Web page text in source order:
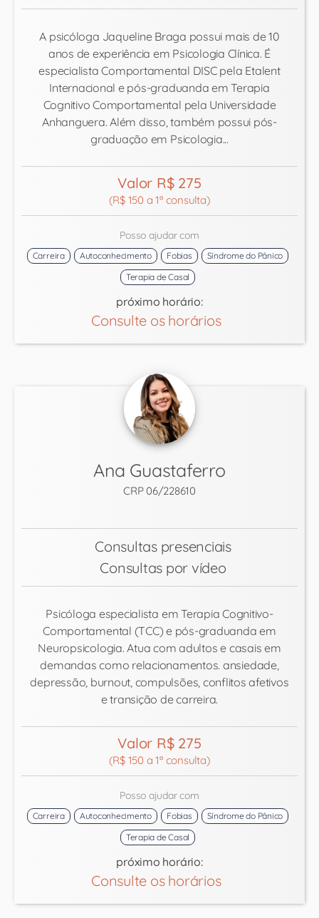
A psicóloga Jaqueline Braga possui mais de 10
anos de experiência em Psicologia Clínica. É
especialista Comportamental DISC pela Etalent
Internacional e pós-graduanda em Terapia
Cognitivo Comportamental pela Universidade
Anhanguera. Além disso, também possui pós-
graduação em Psicologia...
Valor R$ 275
(R$ 150 a 1ª consulta)
Posso ajudar com
Carreira Autoconhecimento Fobias
Síndrome do Pânico
Terapia de Casal
próximo horário:
Consulte os horários
Ana Guastaferro
CRP 06/228610
Consultas presenciais
Consultas por vídeo
Psicóloga especialista em Terapia Cognitivo-
Comportamental (TCC) e pós-graduanda em
Neuropsicologia. Atua com adultos e casais em
demandas como relacionamentos. ansiedade,
depressão, burnout, compulsões, conflitos afetivos
e transição de carreira.
Valor R$ 275
(R$ 150 a 1ª consulta)
Posso ajudar com
Carreira Autoconhecimento Fobias
Síndrome do Pânico
Terapia de Casal
próximo horário:
Consulte os horários